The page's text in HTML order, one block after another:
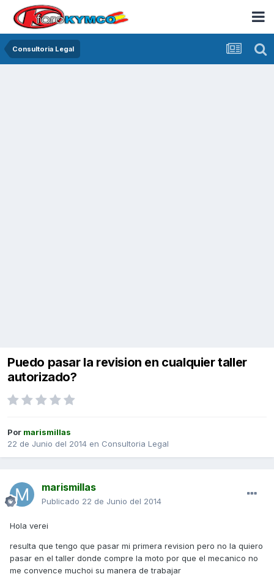
Consultoria Legal
Puedo pasar la revision en cualquier taller
autorizado?
Por marismillas
22 de Junio del 2014 en Consultoria Legal
marismillas
Publicado 22 de Junio del 2014
Hola verei
resulta que tengo que pasar mi primera revision pero no la quiero
pasar en el taller donde compre la moto por que el mecanico no
me convence muchoi su manera de trabajar